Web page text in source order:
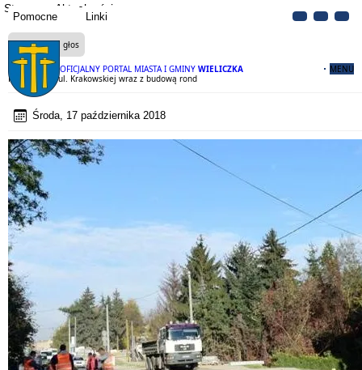
Pomocne Linki
OFICJALNY PORTAL MIASTA I GMINY WIELICZKA MENU
Strona Aktualności
Czytaj na głos
Przebudowa ul. Krakowskiej wraz z budową rond
Środa, 17 października 2018